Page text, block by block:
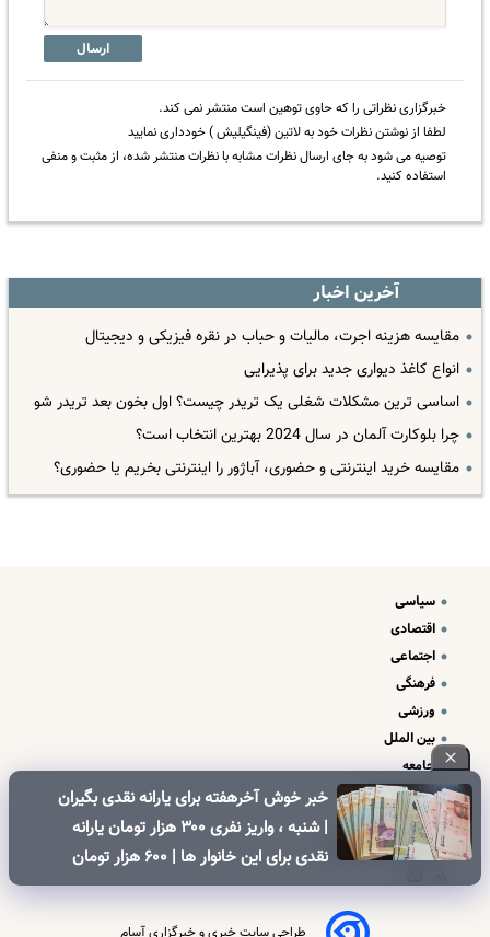
ارسال
خبرگزاری نظراتی را که حاوی توهین است منتشر نمی کند.
لطفا از نوشتن نظرات خود به لاتین (فینگیلیش ) خودداری نمایید
توصیه می شود به جای ارسال نظرات مشابه با نظرات منتشر شده، از مثبت و منفی
استفاده کنید.
آخرین اخبار
مقایسه هزینه اجرت، مالیات و حباب در نقره فیزیکی و دیجیتال
انواع کاغذ دیواری جدید برای پذیرایی
اساسی ترین مشکلات شغلی یک تریدر چیست؟ اول بخون بعد تریدر شو
چرا بلوکارت آلمان در سال 2024 بهترین انتخاب است؟
مقایسه خرید اینترنتی و حضوری، آباژور را اینترنتی بخریم یا حضوری؟
خبر خوش آخرهفته برای یارانه نقدی بگیران
| شنبه ، واریز نفری ۳۰۰ هزار تومان یارانه
نقدی برای این خانوار ها | ۶۰۰ هزار تومان
کالابرگ برای خانوارهای دارای فرزند
سیاسی
اقتصادی
اجتماعی
فرهنگی
ورزشی
بین الملل
جامعه
علم و فناوری
درباره ما
تبلیغات و تماس با ما
طراحی سایت خبری و خبرگزاری آسام